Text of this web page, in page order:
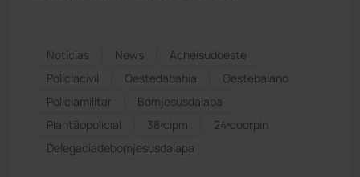
Notícias News
Acheisudoeste
Políciacivil
Oestedabahia
Oestebaiano
Políciamilitar
Bomjesusdalapa
Plantãopolicial
38ªcipm
24ªcoorpin
Delegaciadebomjesusdalapa